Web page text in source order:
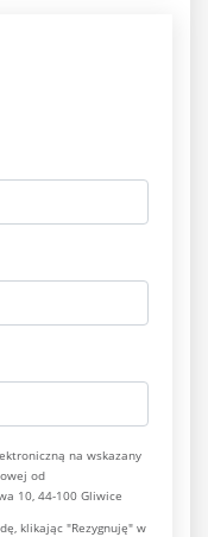
na wskazany
od
10, 44-100 Gliwice
klikając "Rezygnuję" w